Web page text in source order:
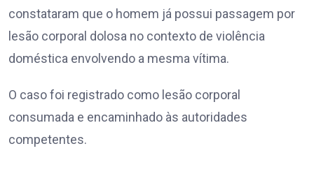
constataram que o homem já possui passagem por
lesão corporal dolosa no contexto de violência
doméstica envolvendo a mesma vítima.
O caso foi registrado como lesão corporal
consumada e encaminhado às autoridades
competentes.